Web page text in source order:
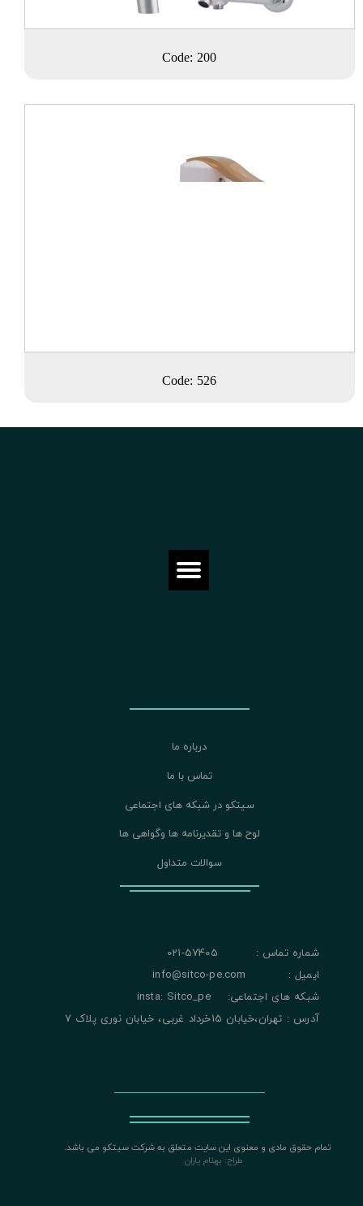
Code: 200
Code: 526
تمام حقوق مادی و معنوی این سایت متعلق به شرکت سیتکو می باشد.
طراح: بهنام یاران
درباره ما
تماس با ما
سیتکو در شبکه های اجتماعی
لوح ها و تقدیرنامه ها وگواهی ها
سوالات متداول
شماره تماس : 57405-021
ایمیل : info@sitco-pe.com
شبکه های اجتماعی: insta: Sitco_pe
آدرس : تهران،خیابان 15خرداد غربی، خیابان نوری پلاک 7